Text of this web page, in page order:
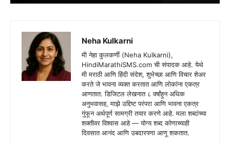
Neha Kulkarni
मी नेहा कुलकर्णी (Neha Kulkarni),
HindiMarathiSMS.com ची संपादक आहे. येथे
मी मराठी आणि हिंदी संदेश, शुभेच्छा आणि विचार शेअर
करते जे भावना व्यक्त करतात आणि लोकांना एकत्र
आणतात. डिजिटल लेखनात ८ वर्षांहून अधिक
अनुभवासह, माझे उद्दिष्ट परंपरा आणि भावना एकत्र
गुंफून अर्थपूर्ण सामग्री तयार करणे आहे. मला शब्दांच्या
शक्तीवर विश्वास आहे — योग्य शब्द कोणाच्याही
दिवसात आनंद आणि उबदारपणा आणू शकतात.